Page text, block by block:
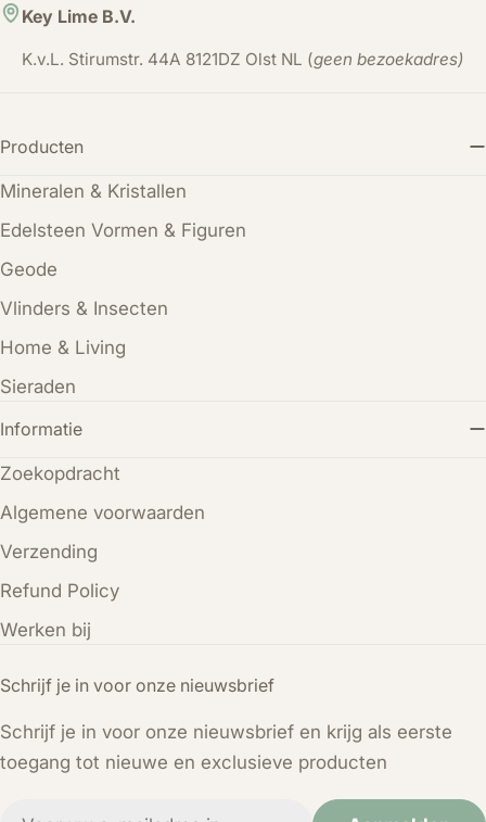
Key Lime B.V.
K.v.L. Stirumstr. 44A 8121DZ Olst NL (geen bezoekadres)
Schrijf je in voor onze nieuwsbrief
Schrijf je in voor onze nieuwsbrief en krijg als eerste
toegang tot nieuwe en exclusieve producten
Producten
Mineralen & Kristallen
Edelsteen Vormen & Figuren
Geode
Vlinders & Insecten
Home & Living
Sieraden
Informatie
Zoekopdracht
Algemene voorwaarden
Verzending
Refund Policy
Werken bij